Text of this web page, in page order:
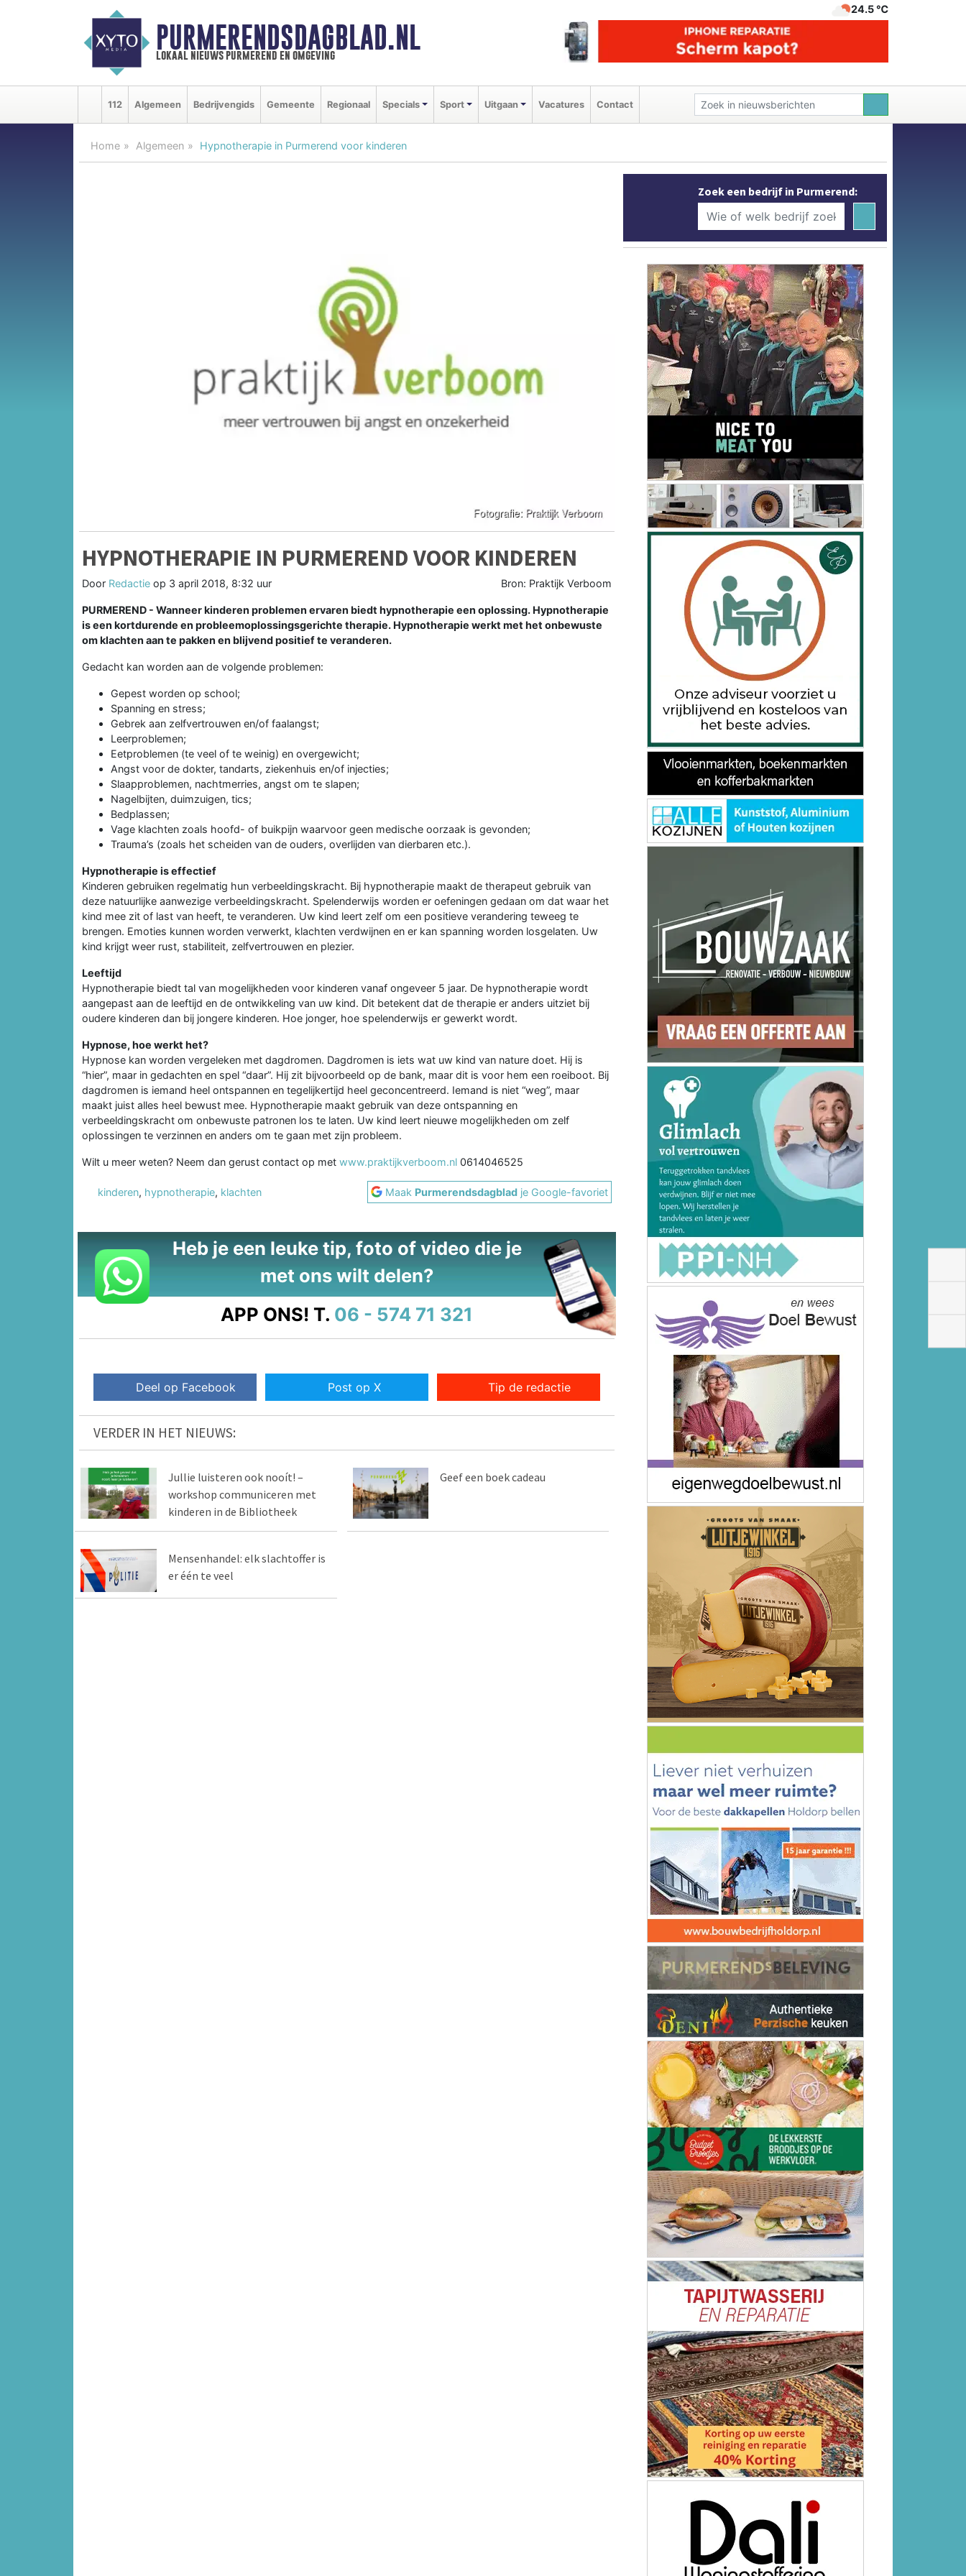
PURMERENDSDAGBLAD.NL
lokaal nieuws purmerend en omgeving
24.5 ℃
112 Algemeen Bedrijvengids Gemeente Regionaal Specials Sport Uitgaan Vacatures Contact
Home Algemeen Hypnotherapie in Purmerend voor kinderen
HYPNOTHERAPIE IN PURMEREND VOOR KINDEREN
Door Redactie op 3 april 2018, 8:32 uur Bron: Praktijk Verboom
PURMEREND - Wanneer kinderen problemen ervaren biedt hypnotherapie een oplossing. Hypnotherapie
is een kortdurende en probleemoplossingsgerichte therapie. Hypnotherapie werkt met het onbewuste
om klachten aan te pakken en blijvend positief te veranderen.
Gedacht kan worden aan de volgende problemen:
Gepest worden op school;
Spanning en stress;
Gebrek aan zelfvertrouwen en/of faalangst;
Leerproblemen;
Eetproblemen (te veel of te weinig) en overgewicht;
Angst voor de dokter, tandarts, ziekenhuis en/of injecties;
Slaapproblemen, nachtmerries, angst om te slapen;
Nagelbijten, duimzuigen, tics;
Bedplassen;
Vage klachten zoals hoofd- of buikpijn waarvoor geen medische oorzaak is gevonden;
Trauma’s (zoals het scheiden van de ouders, overlijden van dierbaren etc.).
Hypnotherapie is effectief
Kinderen gebruiken regelmatig hun verbeeldingskracht. Bij hypnotherapie maakt de therapeut gebruik van
deze natuurlijke aanwezige verbeeldingskracht. Spelenderwijs worden er oefeningen gedaan om dat waar het
kind mee zit of last van heeft, te veranderen. Uw kind leert zelf om een positieve verandering teweeg te
brengen. Emoties kunnen worden verwerkt, klachten verdwijnen en er kan spanning worden losgelaten. Uw
kind krijgt weer rust, stabiliteit, zelfvertrouwen en plezier.
Leeftijd
Hypnotherapie biedt tal van mogelijkheden voor kinderen vanaf ongeveer 5 jaar. De hypnotherapie wordt
aangepast aan de leeftijd en de ontwikkeling van uw kind. Dit betekent dat de therapie er anders uitziet bij
oudere kinderen dan bij jongere kinderen. Hoe jonger, hoe spelenderwijs er gewerkt wordt.
Hypnose, hoe werkt het?
Hypnose kan worden vergeleken met dagdromen. Dagdromen is iets wat uw kind van nature doet. Hij is
“hier”, maar in gedachten en spel “daar”. Hij zit bijvoorbeeld op de bank, maar dit is voor hem een roeiboot. Bij
dagdromen is iemand heel ontspannen en tegelijkertijd heel geconcentreerd. Iemand is niet “weg”, maar
maakt juist alles heel bewust mee. Hypnotherapie maakt gebruik van deze ontspanning en
verbeeldingskracht om onbewuste patronen los te laten. Uw kind leert nieuwe mogelijkheden om zelf
oplossingen te verzinnen en anders om te gaan met zijn probleem.
Wilt u meer weten? Neem dan gerust contact op met www.praktijkverboom.nl 0614046525
kinderen, hypnotherapie, klachten Maak Purmerendsdagblad je Google-favoriet
Heb je een leuke tip, foto of video die je
met ons wilt delen?
APP ONS! T. 06 - 574 71 321
Deel op Facebook Post op X Tip de redactie
VERDER IN HET NIEUWS:
Jullie luisteren ook nooít! –
workshop communiceren met
kinderen in de Bibliotheek
Geef een boek cadeau
Mensenhandel: elk slachtoffer is
er één te veel
Zoek een bedrijf in Purmerend: